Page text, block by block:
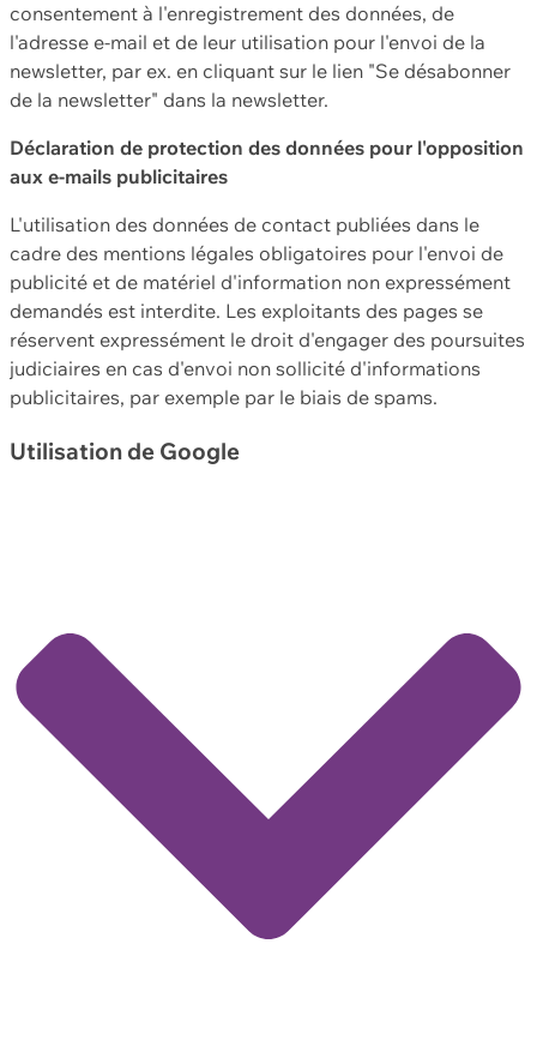
consentement à l'enregistrement des données, de
l'adresse e-mail et de leur utilisation pour l'envoi de la
newsletter, par ex. en cliquant sur le lien "Se désabonner
de la newsletter" dans la newsletter.
Déclaration de protection des données pour l'opposition
aux e-mails publicitaires
L'utilisation des données de contact publiées dans le
cadre des mentions légales obligatoires pour l'envoi de
publicité et de matériel d'information non expressément
demandés est interdite. Les exploitants des pages se
réservent expressément le droit d'engager des poursuites
judiciaires en cas d'envoi non sollicité d'informations
publicitaires, par exemple par le biais de spams.
Utilisation de Google